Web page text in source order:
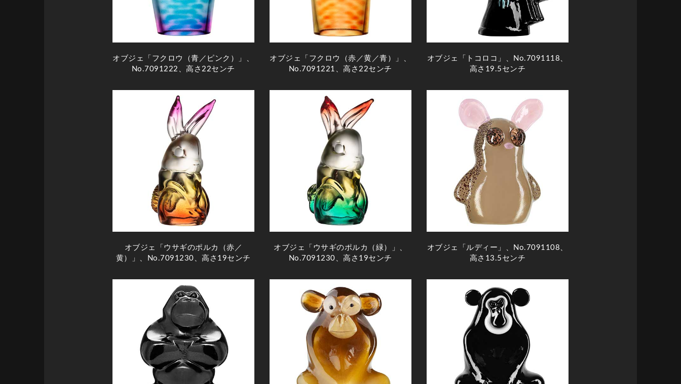
オブジェ「フクロウ（青／ピンク）」、
No.7091222、高さ22センチ
オブジェ「フクロウ（赤／黄／青）」、
No.7091221、高さ22センチ
オブジェ「トコロコ」、No.7091118、
高さ19.5センチ
オブジェ「ウサギのポルカ（赤／
黄）」、No.7091230、高さ19センチ
オブジェ「ウサギのポルカ（緑）」、
No.7091230、高さ19センチ
オブジェ「ルディー」、No.7091108、
高さ13.5センチ